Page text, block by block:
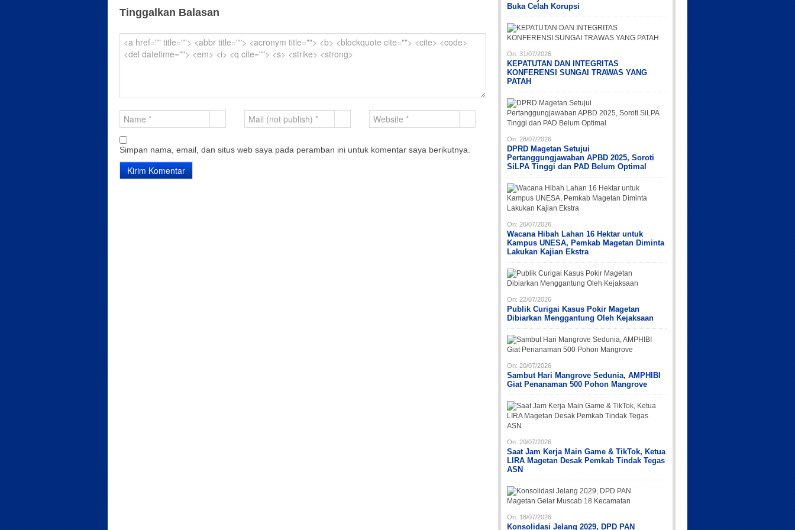
Tinggalkan Balasan
Simpan nama, email, dan situs web saya pada peramban ini untuk komentar saya berikutnya.
Buka Celah Korupsi
On: 31/07/2026
KEPATUTAN DAN INTEGRITAS
KONFERENSI SUNGAI TRAWAS YANG
PATAH
On: 28/07/2026
DPRD Magetan Setujui
Pertanggungjawaban APBD 2025, Soroti
SiLPA Tinggi dan PAD Belum Optimal
On: 26/07/2026
Wacana Hibah Lahan 16 Hektar untuk
Kampus UNESA, Pemkab Magetan Diminta
Lakukan Kajian Ekstra
On: 22/07/2026
Publik Curigai Kasus Pokir Magetan
Dibiarkan Menggantung Oleh Kejaksaan
On: 20/07/2026
Sambut Hari Mangrove Sedunia, AMPHIBI
Giat Penanaman 500 Pohon Mangrove
On: 20/07/2026
Saat Jam Kerja Main Game & TikTok, Ketua
LIRA Magetan Desak Pemkab Tindak Tegas
ASN
On: 18/07/2026
Konsolidasi Jelang 2029, DPD PAN